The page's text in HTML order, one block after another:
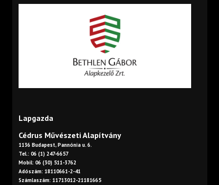
Lapgazda
Cédrus Művészeti Alapítvány
1136 Budapest, Pannónia u. 6.
Tel.: 06 (1) 247-6657
Mobil: 06 (30) 511-3762
Adószám: 18110661-2-41
Számlaszám: 11713012-21181665